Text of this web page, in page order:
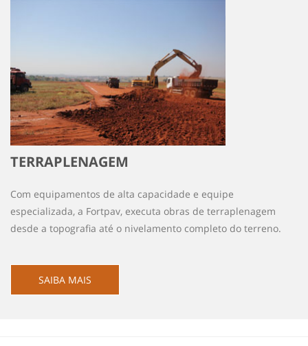
TERRAPLENAGEM
Com equipamentos de alta capacidade e equipe
especializada, a Fortpav, executa obras de terraplenagem
desde a topografia até o nivelamento completo do terreno.
SAIBA MAIS